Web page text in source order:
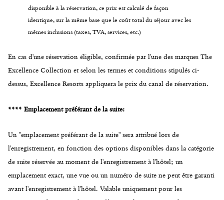
disponible à la réservation, ce prix est calculé de façon
identique, sur la même base que le coût total du séjour avec les
mêmes inclusions (taxes, TVA, services, etc.)
En cas d'une réservation éligible, confirmée par l'une des marques The
Excellence Collection et selon les termes et conditions stipulés ci-
dessus, Excellence Resorts appliquera le prix du canal de réservation.
**** Emplacement préférant de la suite:
Un "emplacement préférant de la suite" sera attribué lors de
l'enregistrement, en fonction des options disponibles dans la catégorie
de suite réservée au moment de l'enregistrement à l'hôtel; un
emplacement exact, une vue ou un numéro de suite ne peut être garanti
avant l'enregistrement à l'hôtel. Valable uniquement pour les